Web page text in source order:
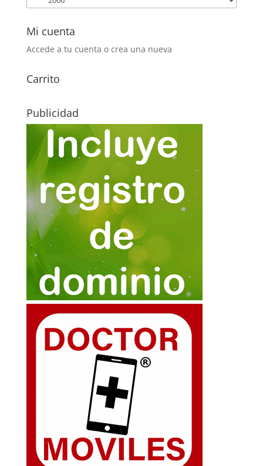
Mi cuenta
Accede a tu cuenta o crea una nueva
Carrito
Publicidad